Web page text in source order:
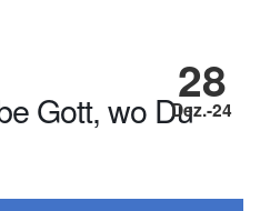
28
Dez.-24
Gott, wo Du